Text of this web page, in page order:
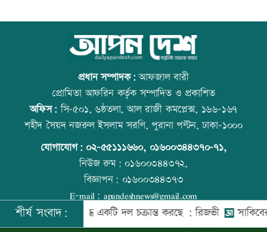
সাংবাদিকের ওপর হামলার প্রতিবাদে
কুড়িগ্রামে মানববন্ধন
রাষ্ট্রবিরোধী অপতৎপরতায় জড়িত শিক্ষকদের
বিরুদ্ধে ব্যবস্থা নেয়ার দাবি ইউট্যাবের
ইরানে একক সামরিক পদক্ষেপের ইঙ্গিত
নেতানিয়াহুর
আজ বিশ্ব বন্ধু দিবস
প্রতিমন্ত্রীকে ঘিরে ভাইরাল ভিডিওতে ছবি
জুড়ে অপপ্রচার: এলিন
বিশ্ব মাতৃদুগ্ধ দিবস আজ
প্রধান সম্পাদক:আফজাল বারী
প্রোমিতা আফরিন কর্তৃক সম্পাদিত ও প্রকাশিত
অফিস:সি-৫০১, ৬ষ্ঠতলা, আল রাজী কমপ্লেক্স, ১৬৬-১৬৭
শহীদ সৈয়দ নজরুল ইসলাম সরণি, পুরানা পল্টন, ঢাকা-১০০০
যোগাযোগ: ০২-৫৫১১১৬৬০, ০১৬০০৩৪৪৩৭০-৭১,
নিউজ রুম:০১৬০০৩৪৪৩৭২,
বিজ্ঞাপন: ০১৬০০৩৪৪৩৭৩
E-mail: apandeshnews@gmail.com
©২০২৬ |আপন দেশ ডটকমকর্তৃক সর্বসত্ব ® সংরক্ষিত | উন্নয়নে
শীর্ষ সংবাদ:
দেশের বিরুদ্ধে একটি দল চক্রান্ত করছে : রিজভী সাকিবের